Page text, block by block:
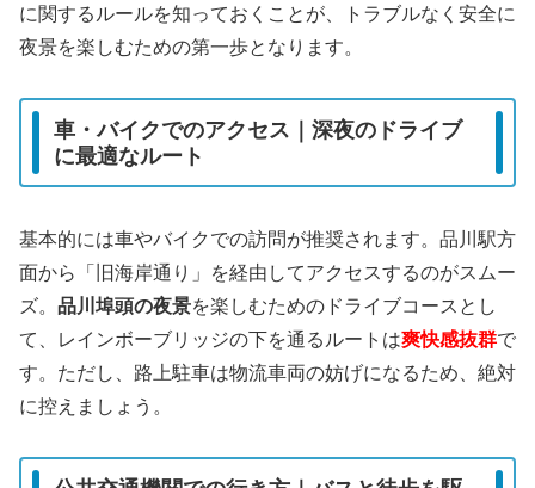
に関するルールを知っておくことが、トラブルなく安全に
夜景を楽しむための第一歩となります。
車・バイクでのアクセス｜深夜のドライブ
に最適なルート
基本的には車やバイクでの訪問が推奨されます。品川駅方
面から「旧海岸通り」を経由してアクセスするのがスムー
ズ。 品川埠頭の夜景を楽しむためのドライブコースとし
て、レインボーブリッジの下を通るルートは爽快感抜群で
す。ただし、路上駐車は物流車両の妨げになるため、絶対
に控えましょう。